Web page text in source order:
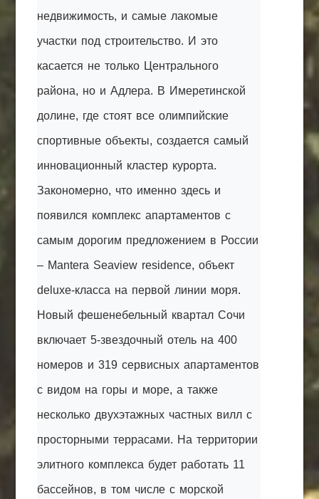
недвижимость, и самые лакомые
участки под строительство. И это
касается не только Центрального
района, но и Адлера. В Имеретинской
долине, где стоят все олимпийские
спортивные объекты, создается самый
инновационный кластер курорта.
Закономерно, что именно здесь и
появился комплекс апартаментов с
самым дорогим предложением в России
– Mantera Seaview residence, объект
deluxe-класса на первой линии моря.
Новый фешенебельный квартал Сочи
включает 5-звездочный отель на 400
номеров и 319 сервисных апартаментов
с видом на горы и море, а также
несколько двухэтажных частных вилл с
просторными террасами. На территории
элитного комплекса будет работать 11
бассейнов, в том числе с морской